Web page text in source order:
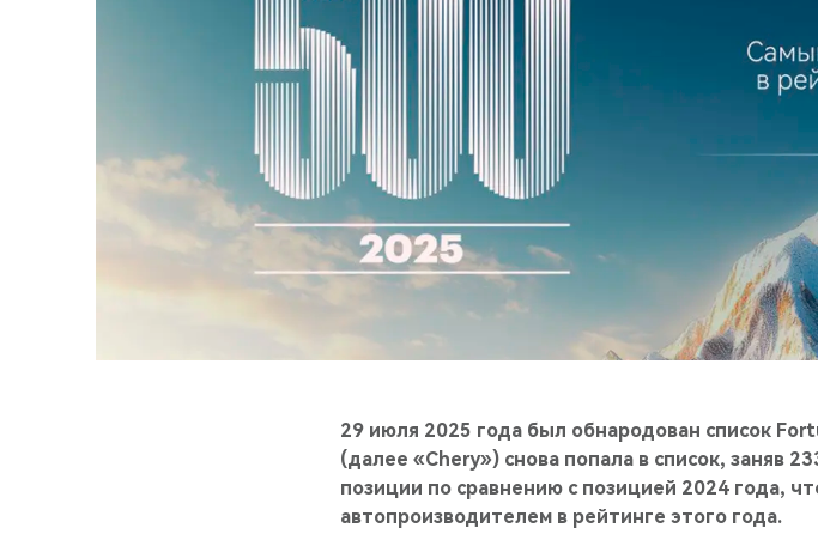
29 июля 2025 года был обнародован список
(далее «Chery») снова попала в список, заняв
позиции по сравнению с позицией 2024 года,
автопроизводителем в рейтинге этого года.